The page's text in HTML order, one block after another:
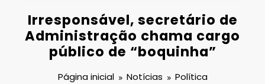
Irresponsável, secretário de
Administração chama cargo
público de “boquinha”
Página inicial Notícias
Política